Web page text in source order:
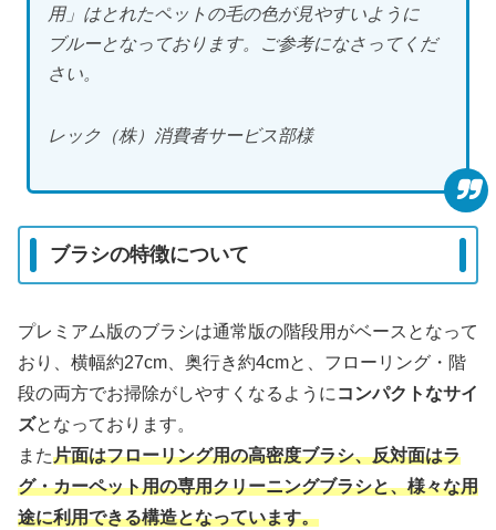
用」はとれたペットの毛の色が見やすいように
ブルーとなっております。ご参考になさってくだ
さい。
レック（株）消費者サービス部様
ブラシの特徴について
プレミアム版のブラシは通常版の階段用がベースとなって
おり、横幅約27cm、奥行き約4cmと、フローリング・階
段の両方でお掃除がしやすくなるように コンパクトなサイ
ズとなっております。
また片面はフローリング用の高密度ブラシ、反対面はラ
グ・カーペット用の専用クリーニングブラシと、様々な用
途に利用できる構造となっています。